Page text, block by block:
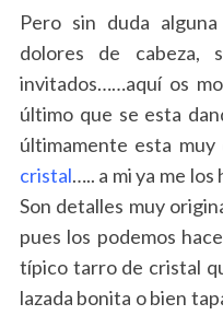
Pero sin duda
dolores de cabeza,
invitados……aquí os
último que se esta
últimamente esta muy
cristal….. a mi ya me
Son detalles muy
pues los podemos
típico tarro de cristal
lazada bonita o bien